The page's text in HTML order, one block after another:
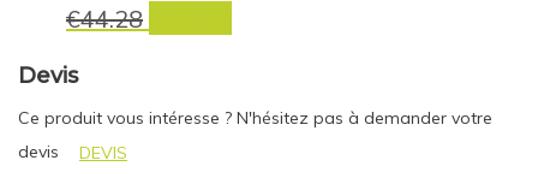
€44.28Le
prix
€44.28.
prix
€33.25.
Devis
Ce produit vous intéresse ? N'hésitez pas à demander votre
devis
DEVIS